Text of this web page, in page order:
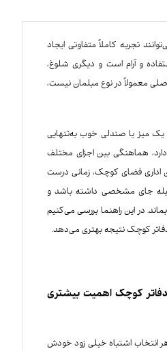
تجربه کاملاً متفاوتی ایجاد
و آرام است و دیگری شلوغ،
معمولاً در نوع مبلمان نیست،
یک میز یا صندلی خوب به‌تنهایی
هماهنگی بین اجزای مختلف
اداری فضای کوچک، زمانی درست
جای مشخصی داشته باشد و
در این راهنما بررسی می‌کنیم
دفاتر کوچک نتیجه بهتری می‌دهد.
دفاتر کوچک اهمیت بیشتری
انتخاب اشتباه خیلی زود خودش